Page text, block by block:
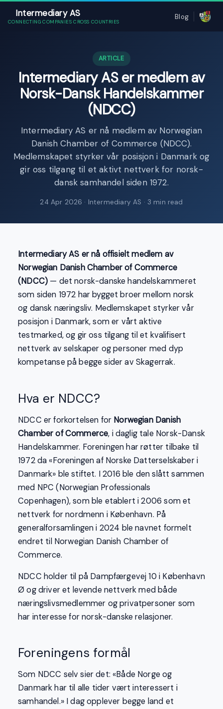
Intermediary AS
CONNECTING COMPANIES CROSS COUNTRIES
Blog
ARTICLE
Intermediary AS er medlem av
Norsk-Dansk Handelskammer
(NDCC)
Intermediary AS er nå medlem av Norwegian
Danish Chamber of Commerce (NDCC).
Medlemskapet styrker vår posisjon i Danmark og
gir oss tilgang til et aktivt nettverk for norsk-
dansk samhandel siden 1972.
24 Apr 2026 · Intermediary AS · 3 min read
Intermediary AS er nå offisielt medlem av
Norwegian Danish Chamber of Commerce
(NDCC) — det norsk-danske handelskammeret
som siden 1972 har bygget broer mellom norsk
og dansk næringsliv. Medlemskapet styrker vår
posisjon i Danmark, som er vårt aktive
testmarked, og gir oss tilgang til et kvalifisert
nettverk av selskaper og personer med dyp
kompetanse på begge sider av Skagerrak.
Hva er NDCC?
NDCC er forkortelsen for Norwegian Danish
Chamber of Commerce, i daglig tale Norsk-Dansk
Handelskammer. Foreningen har røtter tilbake til
1972 da «Foreningen af Norske Datterselskaber i
Danmark» ble stiftet. I 2016 ble den slått sammen
med NPC (Norwegian Professionals
Copenhagen), som ble etablert i 2006 som et
nettverk for nordmenn i København. På
generalforsamlingen i 2024 ble navnet formelt
endret til Norwegian Danish Chamber of
Commerce.
NDCC holder til på Dampfærgevej 10 i København
Ø og driver et levende nettverk med både
næringslivsmedlemmer og privatpersoner som
har interesse for norsk-danske relasjoner.
Foreningens formål
Som NDCC selv sier det: «Både Norge og
Danmark har til alle tider vært interessert i
samhandel.» I dag opplever begge land et